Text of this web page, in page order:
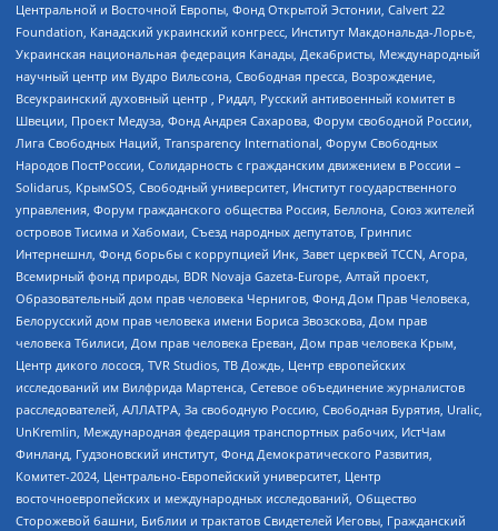
Центральной и Восточной Европы, Фонд Открытой Эстонии, Calvert 22
Foundation, Канадский украинский конгресс, Институт Макдональда-Лорье,
Украинская национальная федерация Канады, Декабристы, Международный
научный центр им Вудро Вильсона, Свободная пресса, Возрождение,
Всеукраинский духовный центр , Риддл, Русский антивоенный комитет в
Швеции, Проект Медуза, Фонд Андрея Сахарова, Форум свободной России,
Лига Свободных Наций, Transparеncy International, Форум Свободных
Народов ПостРоссии, Солидарность с гражданским движением в России –
Solidarus, КрымSOS, Свободный университет, Институт государственного
управления, Форум гражданского общества Россия, Беллона, Союз жителей
островов Тисима и Хабомаи, Съезд народных депутатов, Гринпис
Интернешнл, Фонд борьбы с коррупцией Инк, Завет церквей TCCN, Агора,
Всемирный фонд природы, BDR Novaja Gazeta-Europe, Алтай проект,
Образовательный дом прав человека Чернигов, Фонд Дом Прав Человека,
Белорусский дом прав человека имени Бориса Звозскова, Дом прав
человека Тбилиси, Дом прав человека Ереван, Дом прав человека Крым,
Центр дикого лосося, TVR Studios, ТВ Дождь, Центр европейских
исследований им Вилфрида Мартенса, Сетевое объединение журналистов
расследователей, АЛЛАТРА, За свободную Россию, Свободная Бурятия, Uralic,
UnKremlin, Международная федерация транспортных рабочих, ИстЧам
Финланд, Гудзоновский институт, Фонд Демократического Развития,
Комитет-2024, Центрально-Европейский университет, Центр
восточноевропейских и международных исследований, Общество
Сторожевой башни, Библии и трактатов Свидетелей Иеговы, Гражданский